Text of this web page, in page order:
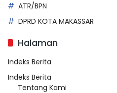
ATR/BPN
DPRD KOTA MAKASSAR
Halaman
Indeks Berita
Indeks Berita
Tentang Kami